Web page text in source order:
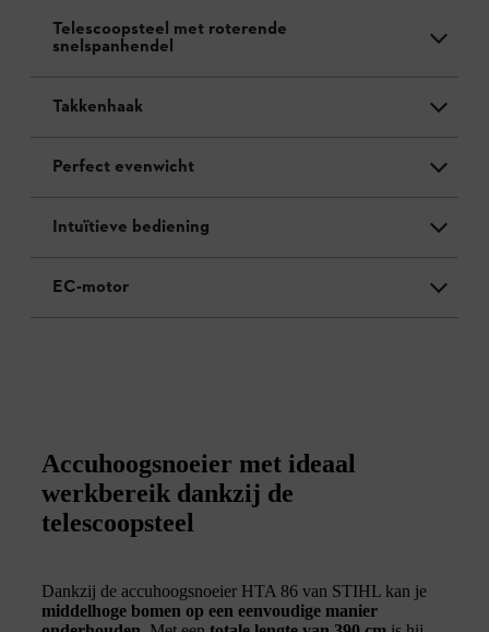
Telescoopsteel met roterende
snelspanhendel
Takkenhaak
Perfect evenwicht
Intuïtieve bediening
EC-motor
Accuhoogsnoeier met ideaal
werkbereik dankzij de
telescoopsteel
Dankzij de accuhoogsnoeier HTA 86 van STIHL kan je
middelhoge bomen op een eenvoudige manier